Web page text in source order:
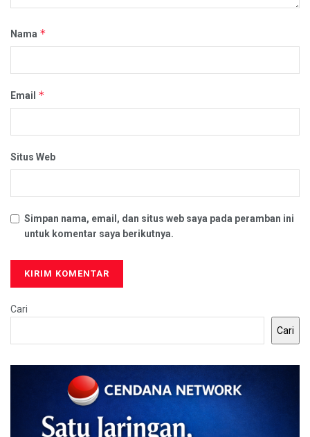
Nama *
Email *
Situs Web
Simpan nama, email, dan situs web saya pada peramban ini
untuk komentar saya berikutnya.
Cari
Cari